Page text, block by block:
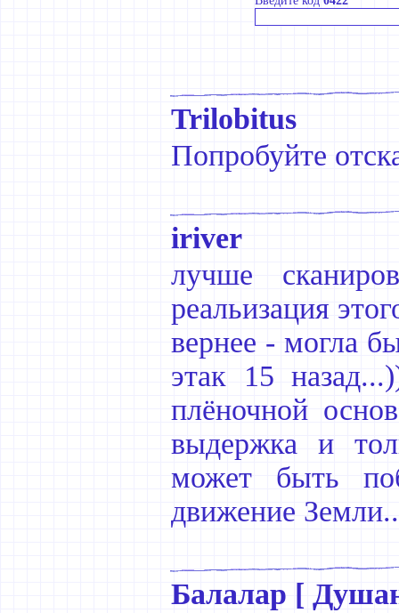
Trilobitus
Попробуйте
iriver
лучше
реальизация
вернее - могла
этак 15
плёночной
выдержка и
может быть
движение
Балалар [